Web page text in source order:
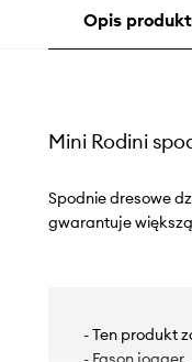
Opis
Mini Rodini
Spodnie dresowe
gwarantuje
- Ten produkt